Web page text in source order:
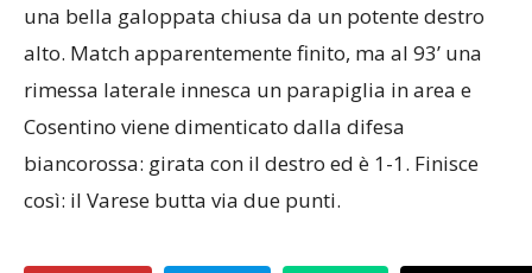
una bella galoppata chiusa da un potente destro
alto. Match apparentemente finito, ma al 93’ una
rimessa laterale innesca un parapiglia in area e
Cosentino viene dimenticato dalla difesa
biancorossa: girata con il destro ed è 1-1. Finisce
così: il Varese butta via due punti.